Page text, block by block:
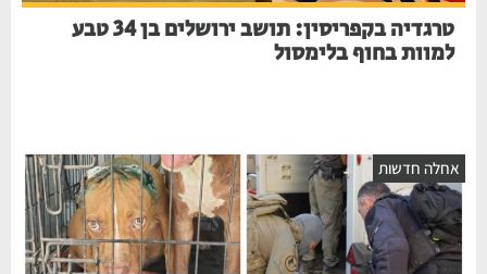
טרגדיה בקפריסין: תושב ירושלים בן 34 טבע
למוות בחוף בלימסול
אחלה חדשות